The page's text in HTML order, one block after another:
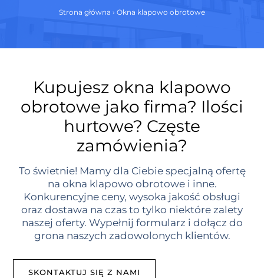
Strona główna › Okna klapowo obrotowe
Kupujesz okna klapowo
obrotowe jako firma? Ilości
hurtowe? Częste
zamówienia?
To świetnie! Mamy dla Ciebie specjalną ofertę
na okna klapowo obrotowe i inne.
Konkurencyjne ceny, wysoka jakość obsługi
oraz dostawa na czas to tylko niektóre zalety
naszej oferty. Wypełnij formularz i dołącz do
grona naszych zadowolonych klientów.
SKONTAKTUJ SIĘ Z NAMI